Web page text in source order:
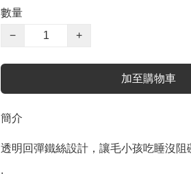
數量
−
+
加至購物車
簡介
透明回彈鐵絲設計，讓毛小孩吃睡沒阻
.